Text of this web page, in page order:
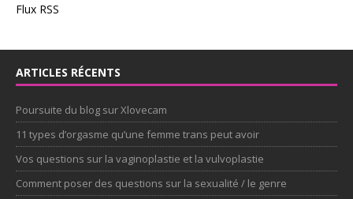
Flux RSS
ARTICLES RÉCENTS
Poursuite du blog sur Xlovecam
11 types d’orgasme qu’une femme trans peut avoir
Vos questions sur la vaginoplastie et la vulvoplastie
Comment poser des questions sur la sexualité / le genre